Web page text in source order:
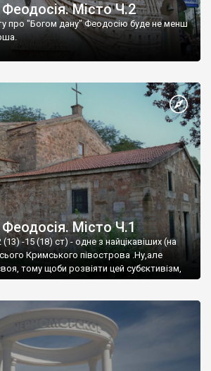
Місто Ч.2
про "Богом дану" Феодосію буде не менш
Місто Ч.1
-15 (18) ст) - одне з найцікавіших (на
Кримського півострова .Ну,але
тому щоби розвіяти цей субєктивізм,
це